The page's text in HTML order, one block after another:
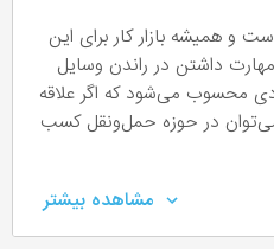
و همیشه بازار کار برای این
داشتن در راندن وسایل
محسوب می‌شود که اگر علاقه
در حوزه حمل‌ونقل کسب
مشاهده بیشتر